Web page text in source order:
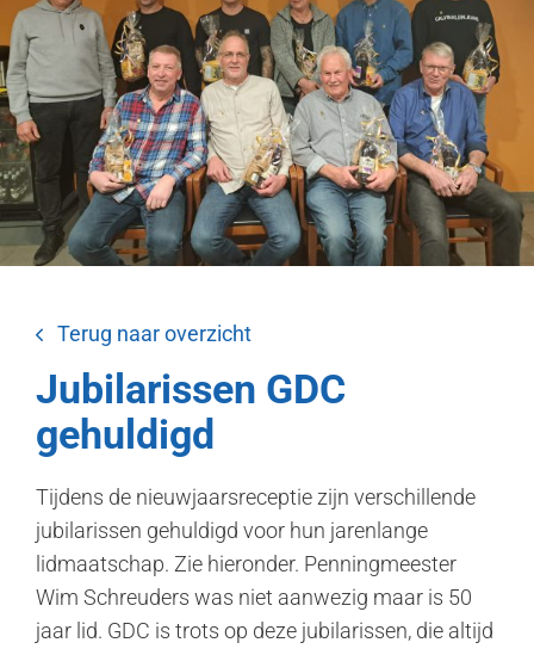
Terug naar overzicht
Jubilarissen GDC
gehuldigd
Tijdens de nieuwjaarsreceptie zijn verschillende
jubilarissen gehuldigd voor hun jarenlange
lidmaatschap. Zie hieronder. Penningmeester
Wim Schreuders was niet aanwezig maar is 50
jaar lid. GDC is trots op deze jubilarissen, die altijd